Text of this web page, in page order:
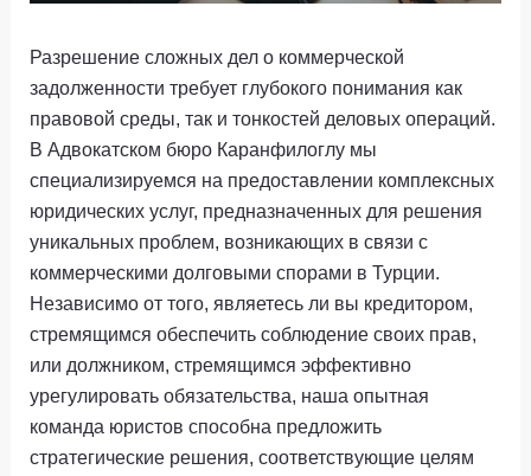
Разрешение сложных дел о коммерческой
задолженности требует глубокого понимания как
правовой среды, так и тонкостей деловых операций.
В Адвокатском бюро Каранфилоглу мы
специализируемся на предоставлении комплексных
юридических услуг, предназначенных для решения
уникальных проблем, возникающих в связи с
коммерческими долговыми спорами в Турции.
Независимо от того, являетесь ли вы кредитором,
стремящимся обеспечить соблюдение своих прав,
или должником, стремящимся эффективно
урегулировать обязательства, наша опытная
команда юристов способна предложить
стратегические решения, соответствующие целям